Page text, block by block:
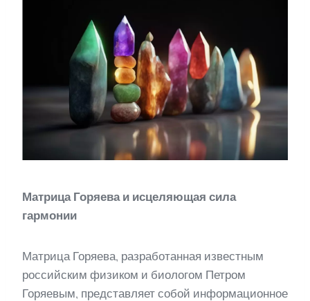
Матрица Горяева и исцеляющая сила
гармонии
Матрица Горяева, разработанная известным
российским физиком и биологом Петром
Горяевым, представляет собой информационное